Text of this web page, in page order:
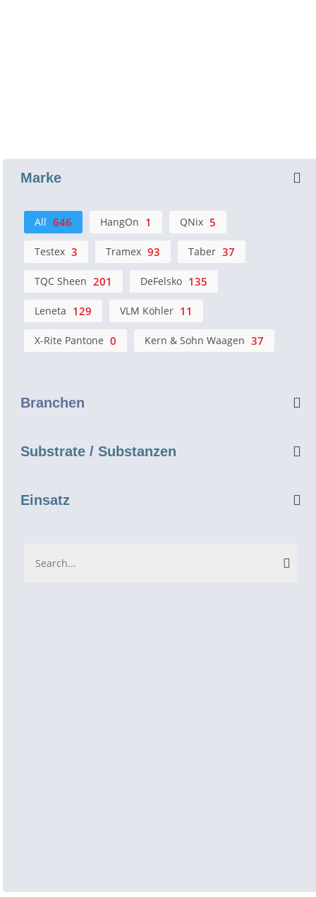
Marke
All 646 HangOn 1 QNix 5
Testex 3 Tramex 93 Taber 37
TQC Sheen 201 DeFelsko 135
Leneta 129 VLM Köhler 11
X-Rite Pantone 0 Kern & Sohn Waagen 37
Branchen
Substrate / Substanzen
Einsatz